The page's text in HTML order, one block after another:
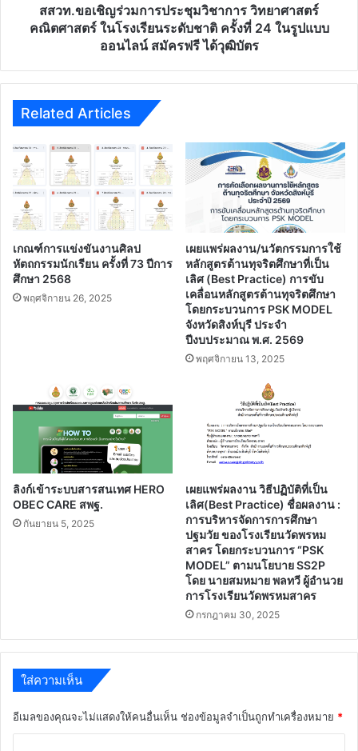
โรงเรียน
ระดับ
ที่
ใน
รูป
ออนไลน์
สมัคร
ฟรี
ได้
วุฒิบัตร
สสวท.ขอเชิญร่วมการประชุมวิชาการ วิทยาศาสตร์
คณิตศาสตร์ ในโรงเรียนระดับชาติ ครั้งที่ 24 ในรูปแบบ
ออนไลน์ สมัครฟรี ได้วุฒิบัตร
Related Articles
เกณฑ์การแข่งขันงานศิลป
หัตถกรรมนักเรียน ครั้งที่ 73 ปีการ
ศึกษา 2568
พฤศจิกายน 26, 2025
เผยแพร่ผลงาน/นวัตกรรมการใช้
หลักสูตรต้านทุจริตศึกษาที่เป็น
เลิศ (Best Practice) การขับ
เคลื่อนหลักสูตรต้านทุจริตศึกษา
โดยกระบวนการ PSK MODEL
จังหวัดสิงห์บุรี ประจํา
ปีงบประมาณ พ.ศ. 2569
พฤศจิกายน 13, 2025
ลิงก์เข้าระบบสารสนเทศ HERO
OBEC CARE สพฐ.
กันยายน 5, 2025
เผยแพร่ผลงาน วิธีปฏิบัติที่เป็น
เลิศ(Best Practice) ชื่อผลงาน :
การบริหารจัดการการศึกษา
ปฐมวัย ของโรงเรียนวัดพรหม
สาคร โดยกระบวนการ “PSK
MODEL” ตามนโยบาย SS2P
โดย นายสมหมาย พลทวี ผู้อำนวย
การโรงเรียนวัดพรหมสาคร
กรกฎาคม 30, 2025
ใส่ความเห็น
อีเมลของคุณจะไม่แสดงให้คนอื่นเห็น ช่องข้อมูลจำเป็นถูกทำเครื่องหมาย *